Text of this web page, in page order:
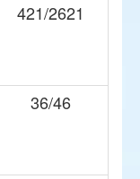
421/2621
36/46